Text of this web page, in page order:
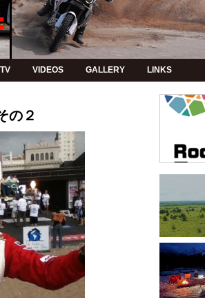
VIDEOS GALLERY LINKS
の２